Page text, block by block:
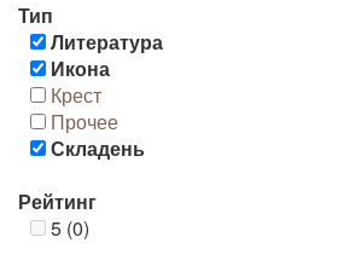
Тип
Литература
Икона
Крест
Прочее
Складень
Рейтинг
5 (0)